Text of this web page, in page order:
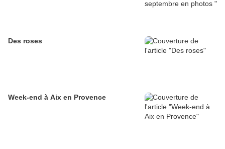
Des roses
Week-end à Aix en Provence